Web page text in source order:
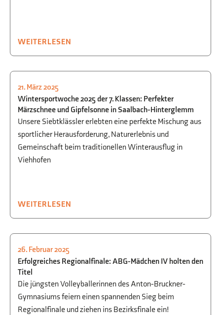
WEITERLESEN
AUSFLÜGE
21. März 2025
Wintersportwoche 2025 der 7. Klassen: Perfekter
Märzschnee und Gipfelsonne in Saalbach-Hinterglemm
Unsere Siebtklässler erlebten eine perfekte Mischung aus
sportlicher Herausforderung, Naturerlebnis und
Gemeinschaft beim traditionellen Winterausflug in
Viehhofen
WEITERLESEN
SCHULLEBEN
26. Februar 2025
Erfolgreiches Regionalfinale: ABG-Mädchen IV holten den
Titel
Die jüngsten Volleyballerinnen des Anton-Bruckner-
Gymnasiums feiern einen spannenden Sieg beim
Regionalfinale und ziehen ins Bezirksfinale ein!